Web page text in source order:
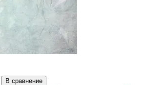
В сравнение